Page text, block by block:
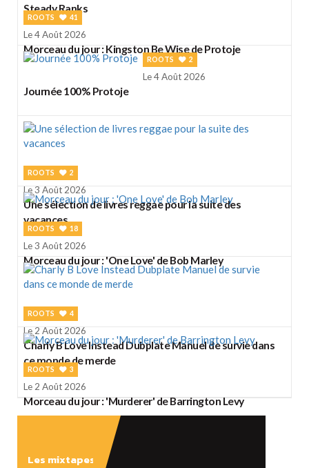
Steady Ranks
ROOTS 41
Le 4 Août 2026
Morceau du jour : Kingston Be Wise de Protoje
ROOTS 2
Le 4 Août 2026
Journée 100% Protoje
ROOTS 2
Le 3 Août 2026
Une sélection de livres reggae pour la suite des
vacances
ROOTS 18
Le 3 Août 2026
Morceau du jour : 'One Love' de Bob Marley
ROOTS 4
Le 2 Août 2026
Charly B Love Instead Dubplate Manuel de survie dans
ce monde de merde
ROOTS 3
Le 2 Août 2026
Morceau du jour : 'Murderer' de Barrington Levy
Les mixtapes